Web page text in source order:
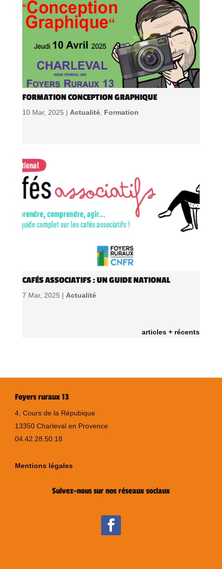
FORMATION CONCEPTION GRAPHIQUE
10 Mar, 2025 | Actualité, Formation
CAFÉS ASSOCIATIFS : UN GUIDE NATIONAL
7 Mar, 2025 | Actualité
articles + récents
Foyers ruraux 13
4, Cours de la Répubique
13350 Charleval en Provence
04.42.28.50.18
Mentions légales
Suivez-nous sur nos réseaux sociaux